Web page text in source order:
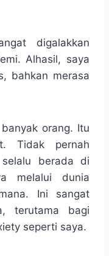
digalakkan
Alhasil, saya
bahkan merasa
orang. Itu
Tidak pernah
berada di
melalui dunia
Ini sangat
terutama bagi
seperti saya.